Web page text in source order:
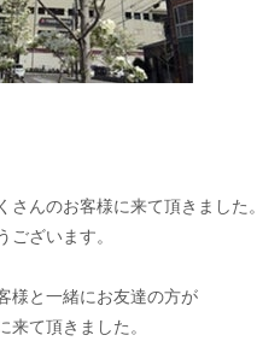
さんのお客様に来て頂きました。
ございます。
様と一緒にお友達の方が
来て頂きました。